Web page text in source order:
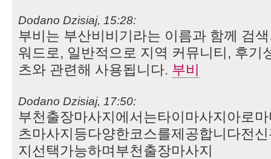
Dodano Dzisiaj, 15:28:
부비는 부산비비기라는 이름과 함께 검
워드로, 일반적으로 지역 커뮤니티, 후기
츠와 관련해 사용됩니다. 부비
Dodano Dzisiaj, 17:50:
부천출장마사지에서는타이마사지아로
츠마사지등다양한코스를제공합니다전
지선택가능하며부천출장마사지